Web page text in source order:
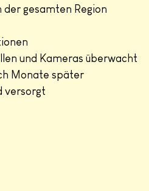
gesamten Region
und Kameras überwacht
Monate später
versorgt